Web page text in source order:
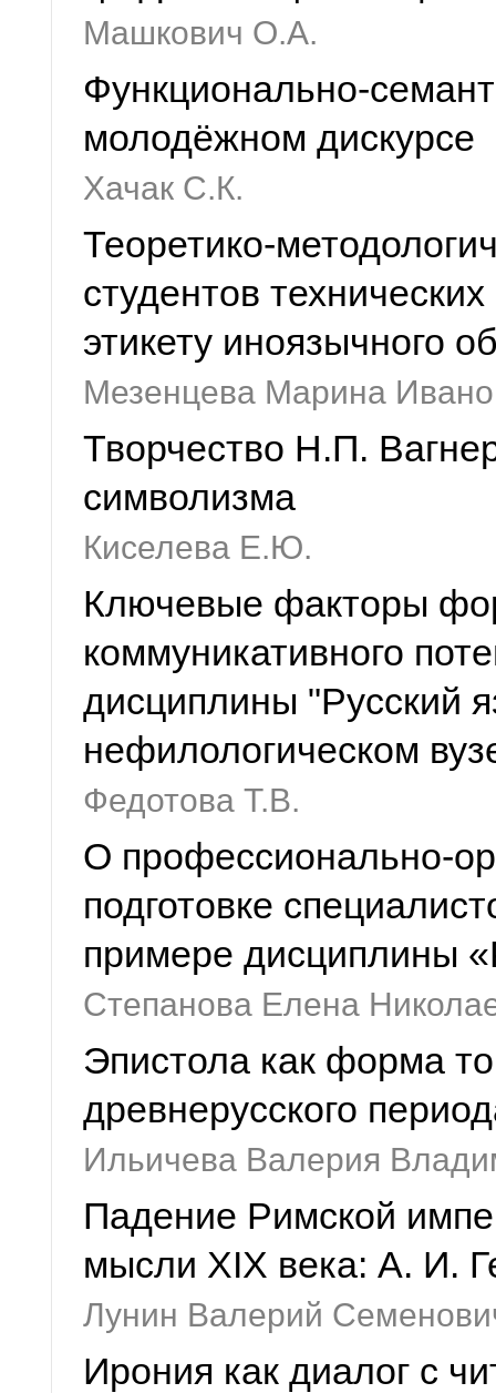
Машкович О.А.
Функционально-
молодёжном дискурсе
Хачак С.К.
Теоретико-
студентов
этикету иноязычного
Мезенцева Марина
Творчество Н.П.
символизма
Киселева Е.Ю.
Ключевые факторы
коммуникативного
дисциплины "Русский
нефилологическом
Федотова Т.В.
О профессионально-
подготовке
примере дисциплины
Степанова Елена
Эпистола как форма
древнерусского
Ильичева Валерия
Падение Римской
мысли XIX века: А. И.
Лунин Валерий
Ирония как диалог с